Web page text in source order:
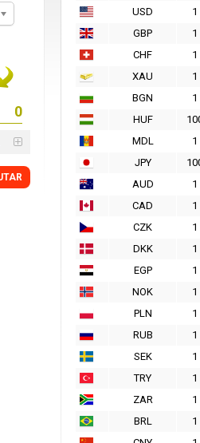
USD
1
GBP
1
CHF
1
XAU
1
BGN
1
HUF
MDL
1
JPY
AUD
1
CAD
1
CZK
1
DKK
1
EGP
1
NOK
1
PLN
1
RUB
1
SEK
1
TRY
1
ZAR
1
BRL
1